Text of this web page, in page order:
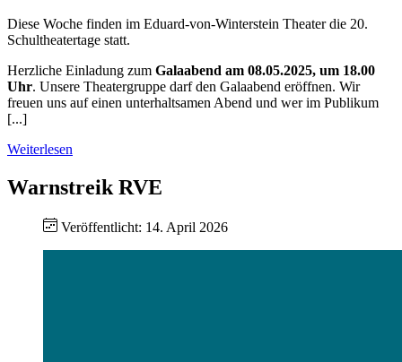
Diese Woche finden im Eduard-von-Winterstein Theater die 20.
Schultheatertage statt.
Herzliche Einladung zum Galaabend am 08.05.2025, um 18.00
Uhr. Unsere Theatergruppe darf den Galaabend eröffnen. Wir
freuen uns auf einen unterhaltsamen Abend und wer im Publikum
[...]
Weiterlesen
Warnstreik RVE
Veröffentlicht: 14. April 2026